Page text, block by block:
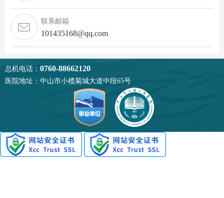
联系邮箱
101435168@qq.com
总机电话： 0760-88662120
医院地址：中山市小榄菊城大道中段65号